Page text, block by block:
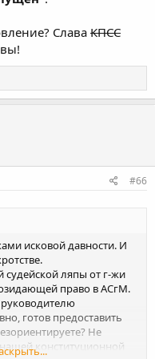
Слава КПСС
#66
исковой давности. И
судейской ляпы от г-жи
право в АСгМ.
готов предоставить
Не
конституционной